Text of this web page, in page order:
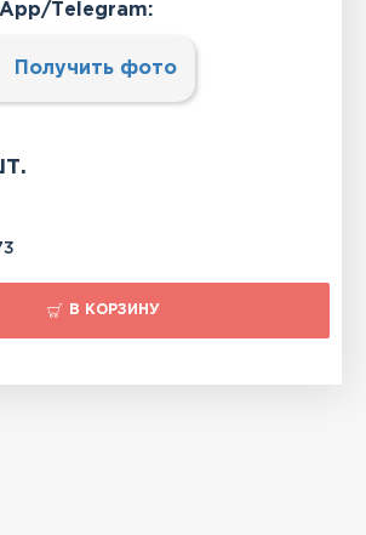
Тelegram:
Получить фото
В КОРЗИНУ